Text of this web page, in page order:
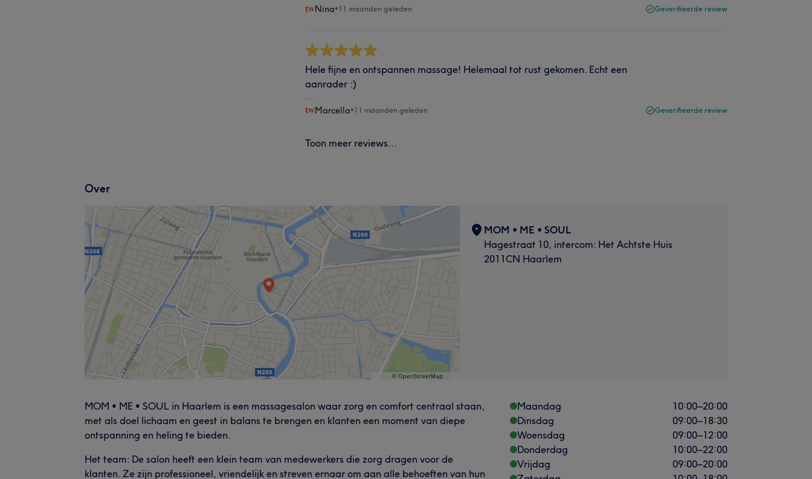
Nina•11 maanden geleden Geverifieerde review
Hele fijne en ontspannen massage! Helemaal tot rust gekomen. Echt een
aanrader :)
Marcella•11 maanden geleden Geverifieerde review
Toon meer reviews...
Over
MOM • ME • SOUL
Hagestraat 10, intercom: Het Achtste Huis
2011CN Haarlem
MOM • ME • SOUL in Haarlem is een massagesalon waar zorg en comfort centraal staan,
met als doel lichaam en geest in balans te brengen en klanten een moment van diepe
ontspanning en heling te bieden.
Het team: De salon heeft een klein team van medewerkers die zorg dragen voor de
klanten. Ze zijn professioneel, vriendelijk en streven ernaar om aan alle behoeften van hun
Maandag 10:00–20:00
Dinsdag
09:00–18:30
Woensdag
09:00–12:00
Donderdag
10:00–22:00
Vrijdag
09:00–20:00